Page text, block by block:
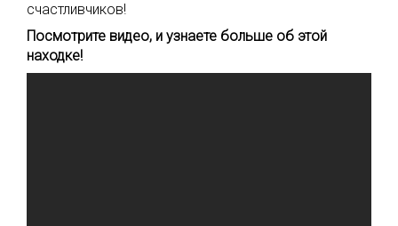
счастливчиков!
Посмотрите видео, и узнаете больше об этой
находке!